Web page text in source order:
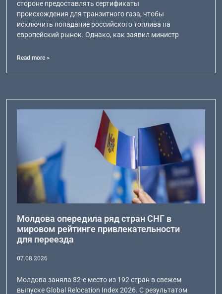
стороне предоставлять сертификаты
происхождения для транзитного газа, чтобы
исключить попадание российского топлива на
европейский рынок. Однако, как заявил министр
Read more >
Молдова опередила ряд стран СНГ в
мировом рейтинге привлекательности
для переезда
07.08.2026
Молдова заняла 82-е место из 192 стран в свежем
выпуске Global Relocation Index 2026. С результатом